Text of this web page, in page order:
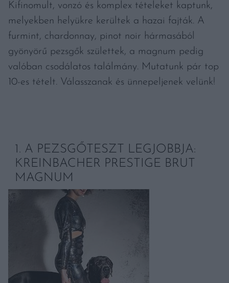
Kifinomult, vonzó és komplex tételeket kaptunk,
melyekben helyükre kerültek a hazai fajták. A
furmint, chardonnay, pinot noir hármasából
gyönyörű pezsgők születtek, a magnum pedig
valóban csodálatos találmány. Mutatunk pár top
10-es tételt. Válasszanak és ünnepeljenek velünk!
1. A PEZSGŐTESZT LEGJOBBJA:
KREINBACHER PRESTIGE BRUT
MAGNUM